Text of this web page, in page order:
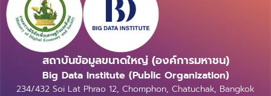
สถาบันข้อมูลขนาดใหญ่ (องค์การมหาชน)
Big Data Institute (Public Organization)
234/432 Soi Lat Phrao 12, Chomphon, Chatuchak, Bangkok